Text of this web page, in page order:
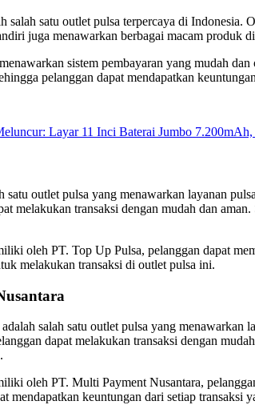
salah satu outlet pulsa terpercaya di
juga menawarkan berbagai macam produk
sistem pembayaran yang mudah
pelanggan dapat mendapatkan
Layar 11 Inci Baterai Jumbo 7.200mAh,
satu outlet pulsa yang menawarkan layanan
melakukan transaksi dengan mudah dan
oleh PT. Top Up Pulsa, pelanggan dapat
melakukan transaksi di outlet pulsa ini.
salah satu outlet pulsa yang
dapat melakukan transaksi dengan
oleh PT. Multi Payment Nusantara,
mendapatkan keuntungan dari setiap transaksi